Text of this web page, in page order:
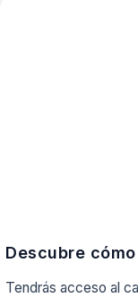
Descubre
Tendrás acceso al